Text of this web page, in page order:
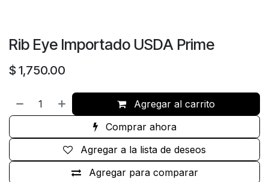
Rib Eye Importado USDA Prime
$ 1,750.00
Agregar al carrito
Comprar ahora
Agregar para comparar
Agregar a la lista de deseos